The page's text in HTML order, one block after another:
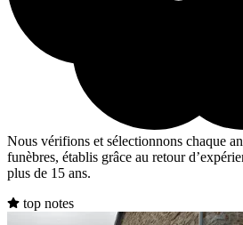
Nous vérifions et sélectionnons chaque
funèbres, établis grâce au retour
plus de 15 ans.
top notes